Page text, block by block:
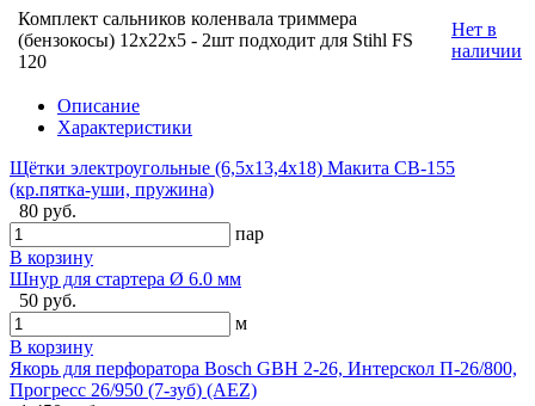
Комплект сальников коленвала триммера
(бензокосы) 12х22х5 - 2шт подходит для Stihl FS
120
Нет в
наличии
Описание
Характеристики
Щётки электроугольные (6,5х13,4х18) Макита CB-155
(кр.пятка-уши, пружина)
80 руб.
пар
В корзину
Шнур для стартера Ø 6.0 мм
50 руб.
м
В корзину
Якорь для перфоратора Bosch GBH 2-26, Интерскол П-26/800,
Прогресс 26/950 (7-зуб) (AEZ)